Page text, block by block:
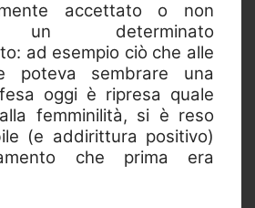
accettato o non
un determinato
ad esempio ciò che alle
poteva sembrare una
oggi è ripresa quale
femminilità, si è reso
(e addirittura positivo)
che prima era